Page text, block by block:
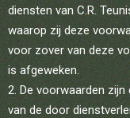
diensten van C.R.
waarop zij deze
voor zover van deze
is afgeweken.
De voorwaarden
van de door